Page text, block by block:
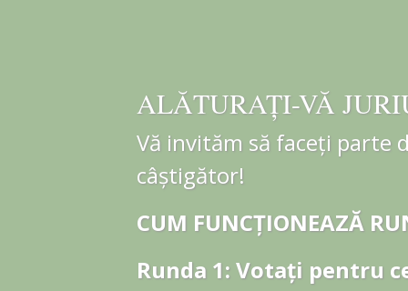
ALĂTURAȚI-VĂ
Vă invităm să faceți parte
câștigător!
CUM FUNCȚIONEAZĂ
Runda 1: Votați pentru